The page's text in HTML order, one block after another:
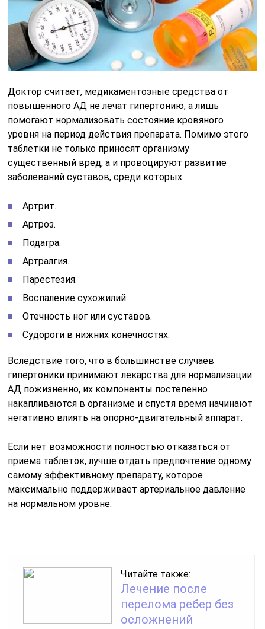
Доктор считает, медикаментозные средства от
повышенного АД не лечат гипертонию, а лишь
помогают нормализовать состояние кровяного
уровня на период действия препарата. Помимо этого
таблетки не только приносят организму
существенный вред, а и провоцируют развитие
заболеваний суставов, среди которых:
Артрит.
Артроз.
Подагра.
Артралгия.
Парестезия.
Воспаление сухожилий.
Отечность ног или суставов.
Судороги в нижних конечностях.
Вследствие того, что в большинстве случаев
гипертоники принимают лекарства для нормализации
АД пожизненно, их компоненты постепенно
накапливаются в организме и спустя время начинают
негативно влиять на опорно-двигательный аппарат.
Если нет возможности полностью отказаться от
приема таблеток, лучше отдать предпочтение одному
самому эффективному препарату, которое
максимально поддерживает артериальное давление
на нормальном уровне.
Читайте также:
Лечение после
перелома ребер без
осложнений